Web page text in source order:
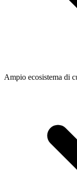
Ampio ecosistema di